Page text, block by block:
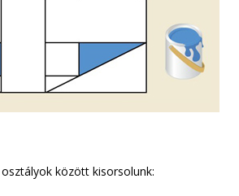
között kisorsolunk: